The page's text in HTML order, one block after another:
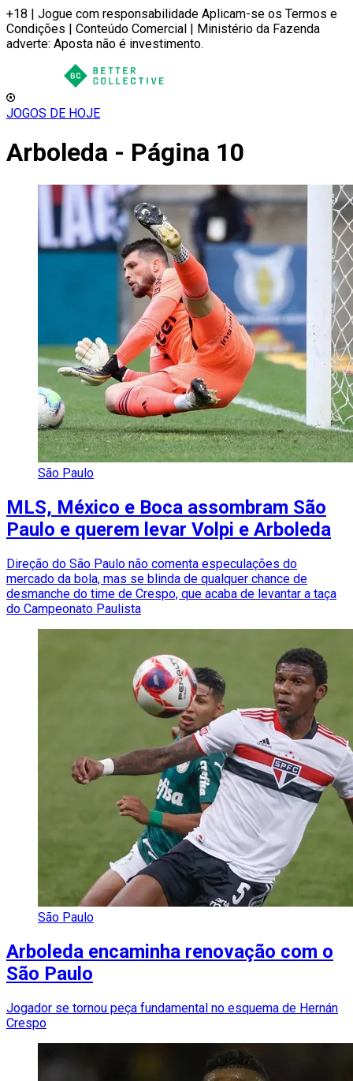
+18 | Jogue com responsabilidade Aplicam-se os Termos e
Condições | Conteúdo Comercial | Ministério da Fazenda
adverte: Aposta não é investimento.
JOGOS DE HOJE
Arboleda - Página 10
São Paulo
MLS, México e Boca assombram São
Paulo e querem levar Volpi e Arboleda
Direção do São Paulo não comenta especulações do
mercado da bola, mas se blinda de qualquer chance de
desmanche do time de Crespo, que acaba de levantar a taça
do Campeonato Paulista
São Paulo
Arboleda encaminha renovação com o
São Paulo
Jogador se tornou peça fundamental no esquema de Hernán
Crespo